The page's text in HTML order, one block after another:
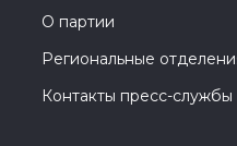
О партии
Региональные
Контакты пресс-службы